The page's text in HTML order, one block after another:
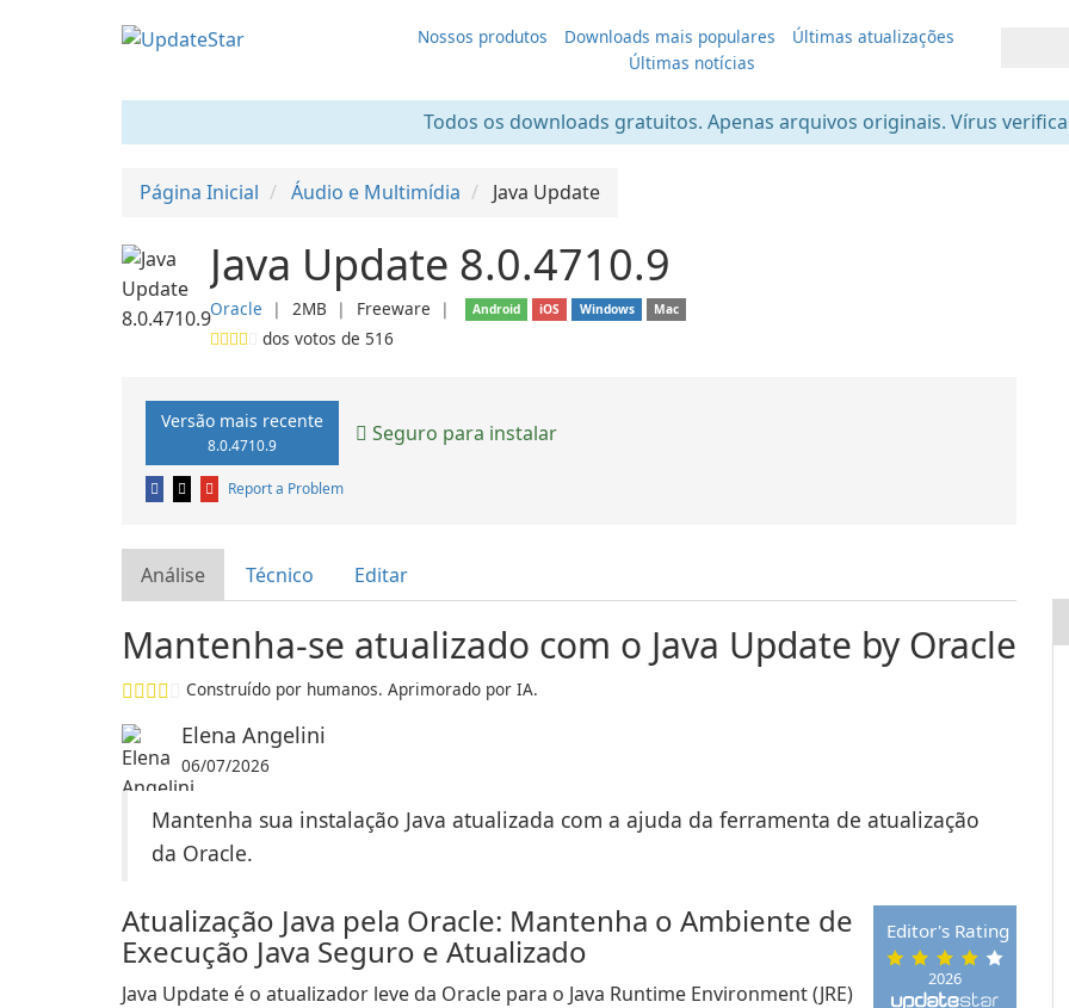
Nossos produtos Downloads mais populares
Últimas atualizações
Últimas notícias
Todos os downloads gratuitos. Apenas arquivos originais. Vírus
Página Inicial Áudio e Multimídia Java Update
Java Update 8.0.4710.9
Oracle ❘ 2MB ❘ Freeware ❘ Android iOS Windows Mac
dos votos de 516
Versão mais recente
8.0.4710.9 Seguro para instalar
Report a Problem
Análise Técnico Editar
Mantenha-se atualizado com o Java Update by Oracle
Construído por humanos. Aprimorado por IA.
Elena Angelini
06/07/2026
Mantenha sua instalação Java atualizada com a ajuda da ferramenta de atualização
da Oracle.
2026
Editor's Rating
Atualização Java pela Oracle: Mantenha o Ambiente de
Execução Java Seguro e Atualizado
Java Update é o atualizador leve da Oracle para o Java Runtime Environment (JRE)